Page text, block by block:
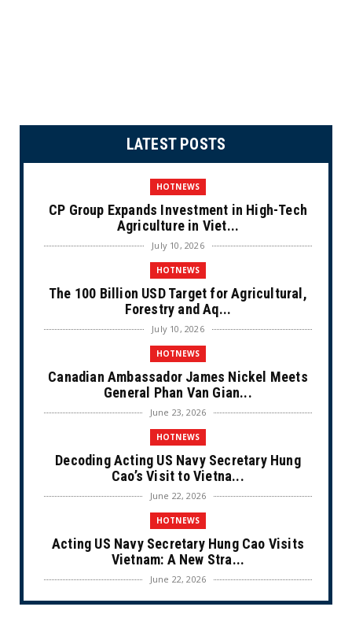
LATEST POSTS
HOTNEWS
CP Group Expands Investment in High-Tech
Agriculture in Viet...
July 10, 2026
HOTNEWS
The 100 Billion USD Target for Agricultural,
Forestry and Aq...
July 10, 2026
HOTNEWS
Canadian Ambassador James Nickel Meets
General Phan Van Gian...
June 23, 2026
HOTNEWS
Decoding Acting US Navy Secretary Hung
Cao’s Visit to Vietna...
June 22, 2026
HOTNEWS
Acting US Navy Secretary Hung Cao Visits
Vietnam: A New Stra...
June 22, 2026
CULTURE